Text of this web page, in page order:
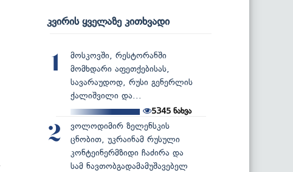
კვირის ყველაზე კითხვადი
1
მოსკოვში, რესტორანში
მომხდარი აფეთქებისას,
სავარაუდოდ, რუსი გენერლის
ქალიშვილი და...
5345 ნახვა
2
ვოლოდიმირ ზელენსკის
ცნობით, უკრაინამ რუსული
კონტეინერმზიდი ჩაძირა და
სამ ნავთობგადამამუშავებელ